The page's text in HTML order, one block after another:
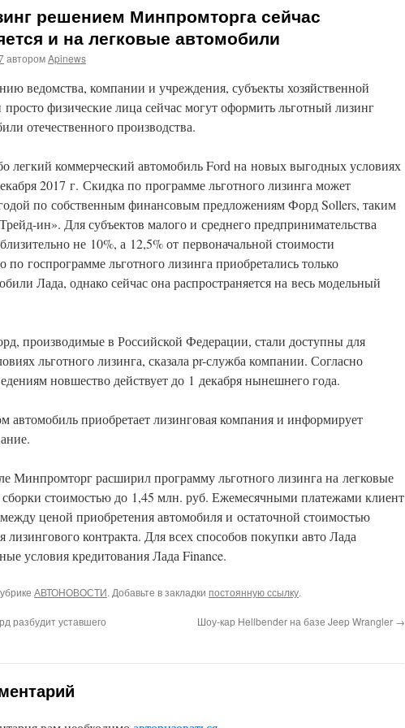
решением Минпромторга сейчас
и на легковые автомобили
авторомApinews
ведомства, компании и учреждения, субъекты хозяйственной
физические лица сейчас могут оформить льготный лизинг
отечественного производства.
легкий коммерческий автомобиль Ford на новых выгодных условиях
2017 г. Скидка по программе льготного лизинга может
по собственным финансовым предложениям Форд Sollers, таким
ин». Для субъектов малого и среднего предпринимательства
не 10%, а 12,5% от первоначальной стоимости
по госпрограмме льготного лизинга приобретались только
Лада, однако сейчас она распространяется на весь модельный
производимые в Российской Федерации, стали доступны для
льготного лизинга, сказала pr-служба компании. Согласно
новшество действует до 1 декабря нынешнего года.
автомобиль приобретает лизинговая компания и информирует
Минпромторг расширил программу льготного лизинга на легковые
сборки стоимостью до 1,45 млн. руб. Ежемесячными платежами клиент
ценой приобретения автомобиля и остаточной стоимостью
контракта. Для всех способов покупки авто Лада
условия кредитования Лада Finance.
АВТОНОВОСТИ. Добавьте в закладки постоянную ссылку.
разбудит уставшего
Шоу-кар Hellbender на базе Jeep Wrangler →